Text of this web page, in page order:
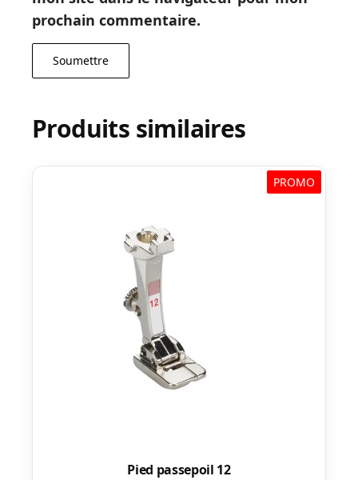
prochain commentaire.
Produits similaires
PROMO
Pied passepoil 12